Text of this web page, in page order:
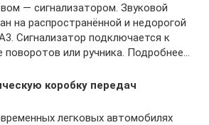
— сигнализатором. Звуковой
на распространённой и недорогой
Сигнализатор подключается к
поворотов или ручника. Подробнее…
коробку передач
легковых автомобилях